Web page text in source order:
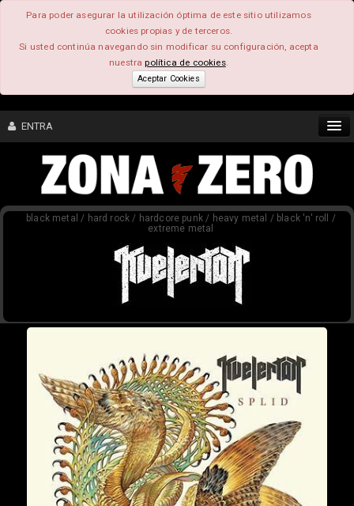
Para poder asegurar la utilización óptima de este sitio utilizamos
cookies propias y de terceros.
Si usted continúa navegando sin modificar su configuración, acepta
nuestrapolítica de cookies.
Aceptar Cookies
ENTRA
CONTENIDO
black metal / hard rock / hardcore punk / heavy metal / black 'n' roll /
extreme metal